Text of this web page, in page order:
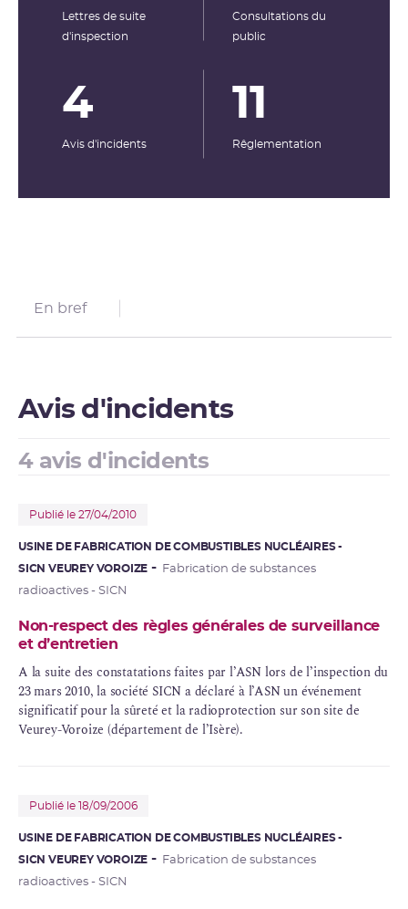
Lettres de suite
d'inspection
Consultations du
public
4
Avis d'incidents
11
Rêglementation
En bref
Avis d'incidents
4 avis d'incidents
Publié le 27/04/2010
USINE DE FABRICATION DE COMBUSTIBLES NUCLÉAIRES -
SICN VEUREY VOROIZE
Fabrication de substances
radioactives - SICN
Non-respect des règles générales de surveillance
et d’entretien
A la suite des constatations faites par l’ASN lors de l’inspection du
23 mars 2010, la société SICN a déclaré à l’ASN unévénement
significatifpour la sûreté et laradioprotectionsur son site de
Veurey-Voroize (département de l’Isère).
Publié le 18/09/2006
USINE DE FABRICATION DE COMBUSTIBLES NUCLÉAIRES -
SICN VEUREY VOROIZE
Fabrication de substances
radioactives - SICN